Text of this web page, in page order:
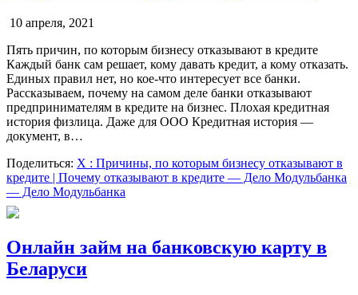
10 апреля, 2021
Пять причин, по которым бизнесу отказывают в кредите
Каждый банк сам решает, кому давать кредит, а кому отказать.
Единых правил нет, но кое-что интересует все банки.
Рассказываем, почему на самом деле банки отказывают
предпринимателям в кредите на бизнес. Плохая кредитная
история физлица. Даже для ООО Кредитная история —
документ, в…
Поделиться: X : Причины, по которым бизнесу отказывают в
кредите | Почему отказывают в кредите — Дело Модульбанка
— Дело Модульбанка
Онлайн займ на банковскую карту в
Беларуси